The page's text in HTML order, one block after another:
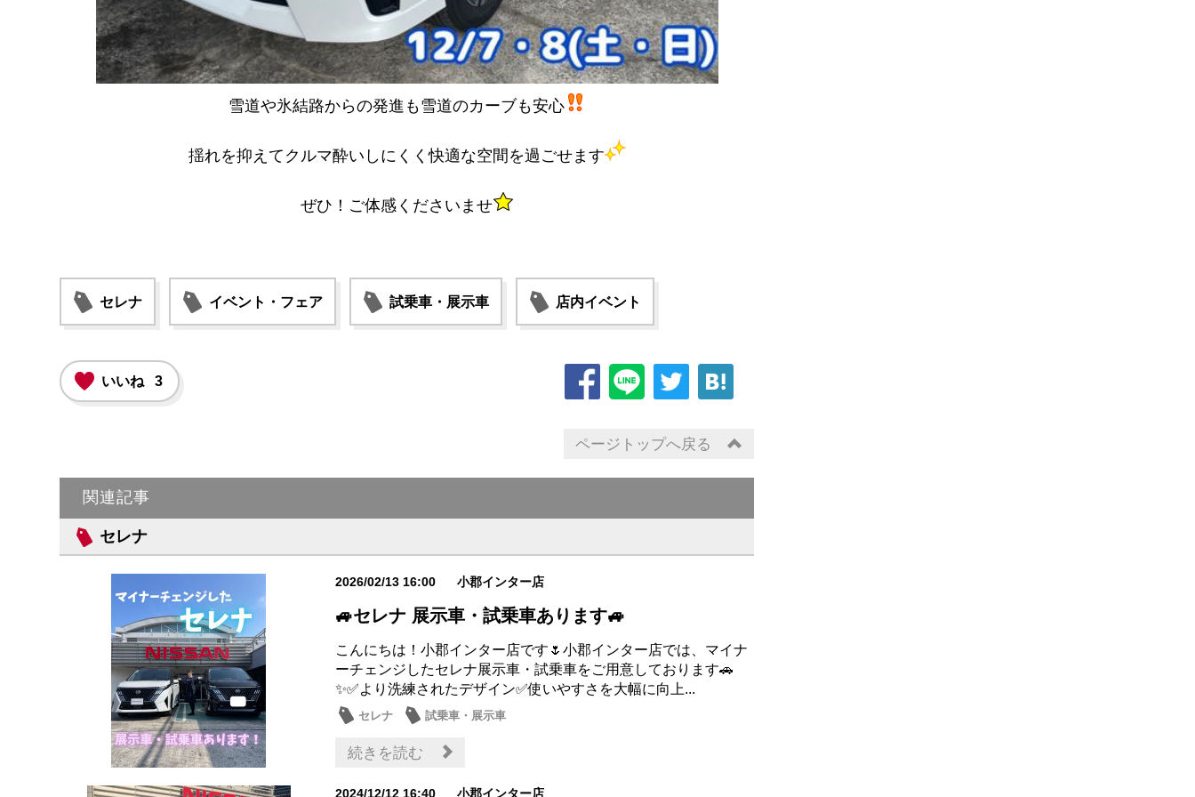
雪道や氷結路からの発進も雪道のカーブも安心
揺れを抑えてクルマ酔いしにくく快適な空間を過ごせます
ぜひ！ご体感くださいませ
セレナ イベント・フェア 試乗車・展示車 店内イベント
いいね 3
ページトップへ戻る
関連記事
セレナ
2026/02/13 16:00 小郡インター店
🚙セレナ 展示車・試乗車あります🚙
こんにちは！小郡インター店です🌷小郡インター店では、マイナ
ーチェンジしたセレナ展示車・試乗車をご用意しております🚗
✨✅より洗練されたデザイン✅使いやすさを大幅に向上...
セレナ 試乗車・展示車
続きを読む
2024/12/12 16:40 小郡インター店